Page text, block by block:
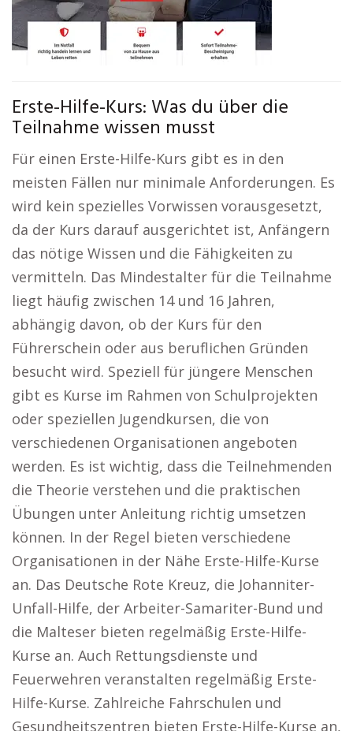
Erste-Hilfe-Kurs: Was du über die
Teilnahme wissen musst
Für einen Erste-Hilfe-Kurs gibt es in den
meisten Fällen nur minimale Anforderungen. Es
wird kein spezielles Vorwissen vorausgesetzt,
da der Kurs darauf ausgerichtet ist, Anfängern
das nötige Wissen und die Fähigkeiten zu
vermitteln. Das Mindestalter für die Teilnahme
liegt häufig zwischen 14 und 16 Jahren,
abhängig davon, ob der Kurs für den
Führerschein oder aus beruflichen Gründen
besucht wird. Speziell für jüngere Menschen
gibt es Kurse im Rahmen von Schulprojekten
oder speziellen Jugendkursen, die von
verschiedenen Organisationen angeboten
werden. Es ist wichtig, dass die Teilnehmenden
die Theorie verstehen und die praktischen
Übungen unter Anleitung richtig umsetzen
können. In der Regel bieten verschiedene
Organisationen in der Nähe Erste-Hilfe-Kurse
an. Das Deutsche Rote Kreuz, die Johanniter-
Unfall-Hilfe, der Arbeiter-Samariter-Bund und
die Malteser bieten regelmäßig Erste-Hilfe-
Kurse an. Auch Rettungsdienste und
Feuerwehren veranstalten regelmäßig Erste-
Hilfe-Kurse. Zahlreiche Fahrschulen und
Gesundheitszentren bieten Erste-Hilfe-Kurse an,